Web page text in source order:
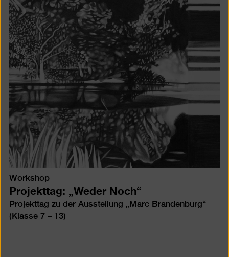
Workshop
Projekttag: „Weder Noch“
Projekttag zu der Ausstellung „Marc Brandenburg“
(Klasse 7 – 13)